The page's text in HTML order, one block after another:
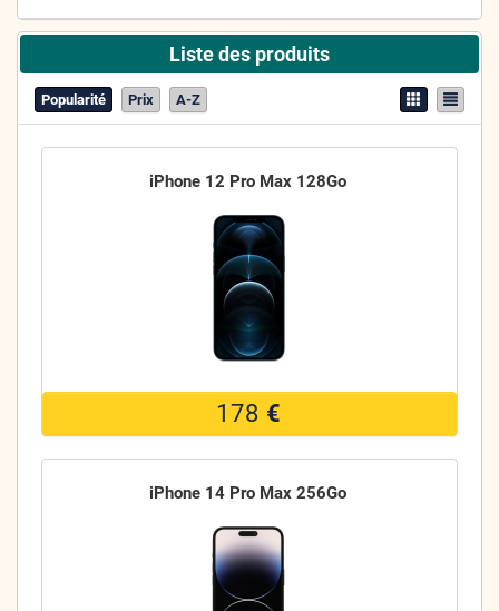
Liste des produits
Popularité Prix A-Z
iPhone 12 Pro Max 128Go
178 €
iPhone 14 Pro Max 256Go